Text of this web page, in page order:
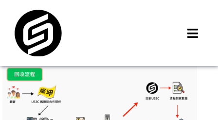
content
門市據點
iMCheck APP
iPhone 回收價